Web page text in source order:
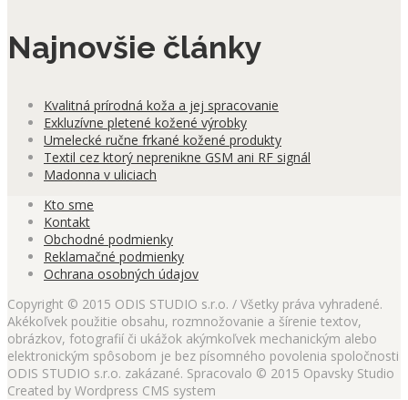
Najnovšie články
Kvalitná prírodná koža a jej spracovanie
Exkluzívne pletené kožené výrobky
Umelecké ručne frkané kožené produkty
Textil cez ktorý neprenikne GSM ani RF signál
Madonna v uliciach
Kto sme
Kontakt
Obchodné podmienky
Reklamačné podmienky
Ochrana osobných údajov
Copyright © 2015 ODIS STUDIO s.r.o. / Všetky práva vyhradené.
Akékoľvek použitie obsahu, rozmnožovanie a šírenie textov,
obrázkov, fotografií či ukážok akýmkoľvek mechanickým alebo
elektronickým spôsobom je bez písomného povolenia spoločnosti
ODIS STUDIO s.r.o. zakázané. Spracovalo © 2015 Opavsky Studio
Created by Wordpress CMS system